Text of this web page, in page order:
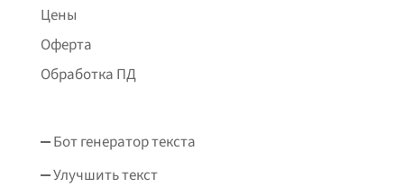
Цены
Оферта
Обработка ПД
Бот генератор текста
Улучшить текст